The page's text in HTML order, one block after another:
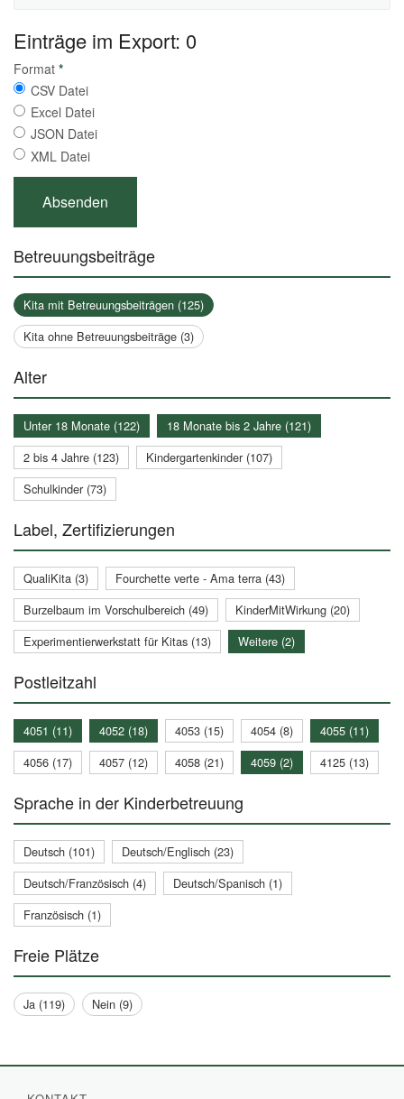
Einträge im Export: 0
Format *
CSV Datei
Excel Datei
JSON Datei
XML Datei
Betreuungsbeiträge
Kita mit Betreuungsbeiträgen (125)
Kita ohne Betreuungsbeiträge (3)
Alter
Unter 18 Monate (122)
18 Monate bis 2 Jahre (121)
2 bis 4 Jahre (123)
Kindergartenkinder (107)
Schulkinder (73)
Label, Zertifizierungen
QualiKita (3)
Fourchette verte - Ama terra (43)
Burzelbaum im Vorschulbereich (49)
KinderMitWirkung (20)
Experimentierwerkstatt für Kitas (13)
Weitere (2)
Postleitzahl
4051 (11) 4052 (18) 4053 (15) 4054 (8)
4055 (11)
4056 (17)
4057 (12) 4058 (21) 4059 (2) 4125 (13)
Sprache in der Kinderbetreuung
Deutsch (101)
Deutsch/Englisch (23)
Deutsch/Französisch (4)
Deutsch/Spanisch (1)
Französisch (1)
Freie Plätze
Ja (119) Nein (9)